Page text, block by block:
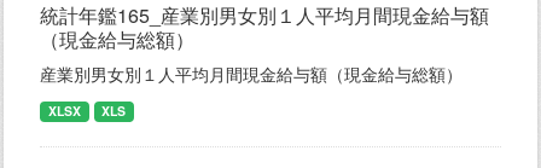
統計年鑑165_産業別男女別１人平均月間現金給与額
（現金給与総額）
産業別男女別１人平均月間現金給与額（現金給与総額）
XLSX XLS